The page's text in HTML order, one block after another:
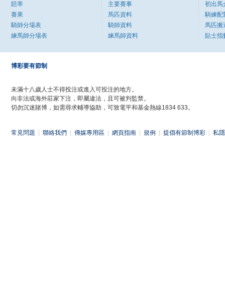
賠率
賽果
騎師分場表
練馬師分場表
主要賽事
馬匹資料
騎師資料
練馬師資料
初出馬
騎練配
馬匹搬
貼士指
博彩要有節制
未滿十八歲人士不得投注或進入可投注的地方。
向非法或海外莊家下注，即屬違法，且可被判監禁。
切勿沉迷賭博，如需尋求輔導協助，可致電平和基金熱線1834 633。
常見問題 聯絡我們 傳媒專用區 網頁指南 規例 提倡有節制博彩 私